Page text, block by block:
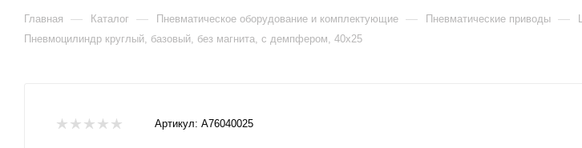
Главная — Каталог — Пневматическое оборудование и комплектующие — Пневматические приводы —
Пневмоцилиндр круглый, базовый, без магнита, с демпфером, 40x25
Артикул: A76040025